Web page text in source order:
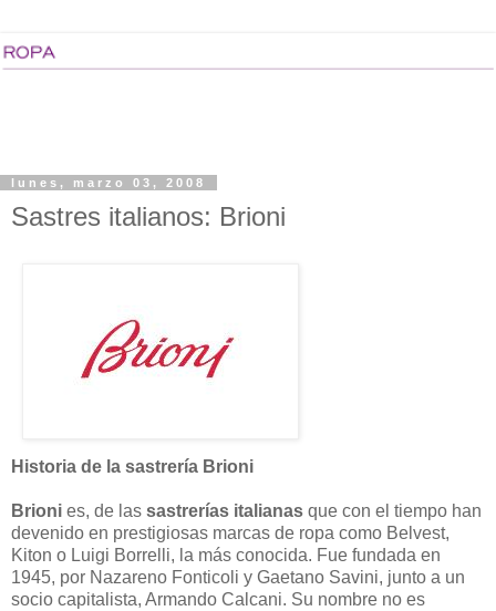
lunes, marzo 03, 2008
Sastres italianos: Brioni
Historia de la sastrería Brioni
Brioni es, de las sastrerías italianas que con el tiempo han
devenido en prestigiosas marcas de ropa como Belvest,
Kiton o Luigi Borrelli, la más conocida. Fue fundada en
1945, por Nazareno Fonticoli y Gaetano Savini, junto a un
socio capitalista, Armando Calcani. Su nombre no es